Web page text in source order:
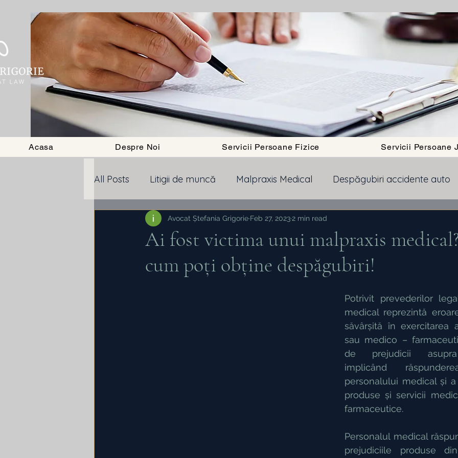
Acasa
Despre Noi Servicii Persoane Fizice Servicii Persoane
All Posts Litigii de muncă Malpraxis Medical Despăgubiri accidente auto
Executare silita Pensii Obtinere Cetatenie Romana
Energie electrica Asociația de Proprietari Ocrotirea persoanelor fizice
Persoane Juridice
Ai fost victima unui malpraxis
cum poți obține despăgubiri!
Avocat Ștefania Grigorie Feb 27, 2023 2 min read
Potrivit prevederilor
medical reprezintă
săvârșită în exercitarea
sau medico –
de prejudicii
implicând
personalului medical și
produse și servicii
farmaceutice.
Personalul medical
prejudiciile produse